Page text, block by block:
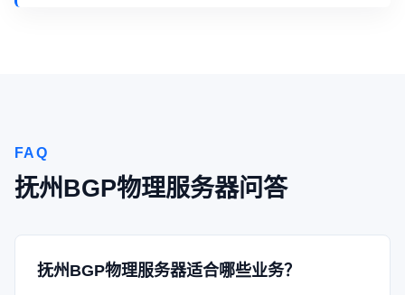
FAQ
抚州BGP物理服务器问答
抚州BGP物理服务器适合哪些业务？